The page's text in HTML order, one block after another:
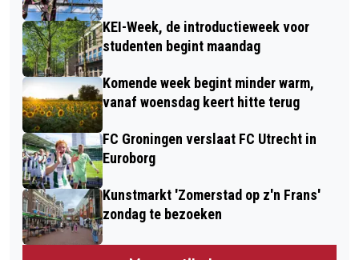
KEI-Week, de introductieweek voor
studenten begint maandag
Komende week begint minder warm,
vanaf woensdag keert hitte terug
FC Groningen verslaat FC Utrecht in
Euroborg
Kunstmarkt 'Zomerstad op z'n Frans'
zondag te bezoeken